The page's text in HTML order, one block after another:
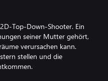
Top-Down-Shooter. Ein
seiner Mutter gehört,
verursachen kann.
stellen und die